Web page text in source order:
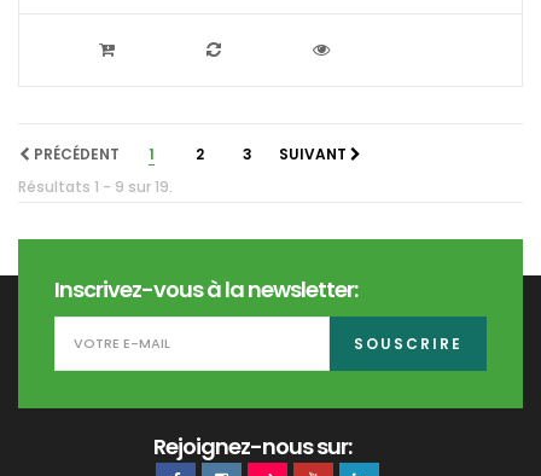
PRÉCÉDENT 1 2 3
SUIVANT
Résultats 1 - 9 sur 19.
Inscrivez-vous à la newsletter:
SOUSCRIRE
Rejoignez-nous sur: